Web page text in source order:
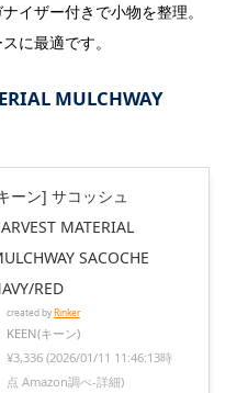
イザー付きで小物を整理。
に最適です。
MULCHWAY
ーン] サコッシュ
MATERIAL
SACOCHE
RED
created byRinker
KEEN(キーン)
¥3,336 (2026/01/11 11:46:13時
点 Amazon調べ-詳細)